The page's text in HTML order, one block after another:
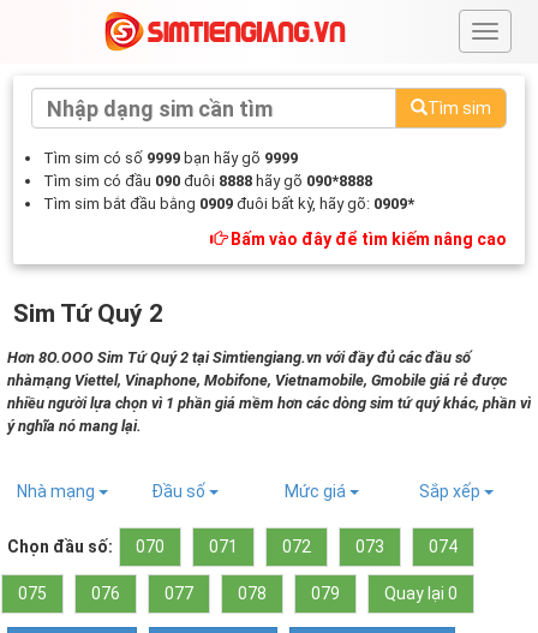
#
Tìm sim
Tìm sim có số 9999 bạn hãy gõ 9999
Tìm sim có đầu 090 đuôi 8888 hãy gõ 090*8888
Tìm sim bắt đầu bằng 0909 đuôi bất kỳ, hãy gõ: 0909*
Bấm vào đây để tìm kiếm nâng cao
Sim Tứ Quý 2
Hơn 8O.OOO Sim Tứ Quý 2 tại Simtiengiang.vn với đầy đủ các đầu số
nhàmạng Viettel, Vinaphone, Mobifone, Vietnamobile, Gmobile giá rẻ được
nhiều người lựa chọn vì 1 phần giá mềm hơn các dòng sim tứ quý khác, phần vì
ý nghĩa nó mang lại.
Nhà mạng Đầu số Mức giá Sắp xếp
Chọn đầu số: 070 071 072 073 074
075 076 077 078 079 Quay lại 0